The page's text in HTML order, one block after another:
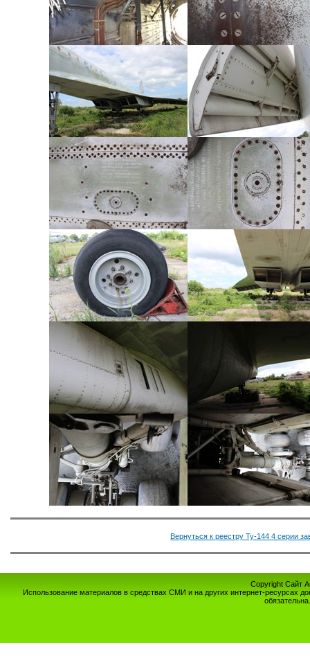
Вернуться к реестру Ту-144 4 серии
Copyright Сайт
Использование материалов в средствах СМИ и на других интернет-ресурсах
обязательна.